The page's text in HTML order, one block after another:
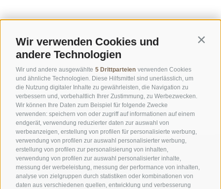
Wir verwenden Cookies und
andere Technologien
Wir und andere ausgewählte 5 Drittparteien verwenden Cookies
und ähnliche Technologien. Diese Hilfsmittel sind unerlässlich, um
die Nutzung digitaler Inhalte zu gewährleisten, die Navigation zu
verbessern und, vorbehaltlich Ihrer Zustimmung, zu Werbezwecken.
Wir können Ihre Daten zum Beispiel für folgende Zwecke
verwenden: speichern von oder zugriff auf informationen auf einem
endgerät, verwendung reduzierter daten zur auswahl von
werbeanzeigen, erstellung von profilen für personalisierte werbung,
verwendung von profilen zur auswahl personalisierter werbung,
erstellung von profilen zur personalisierung von inhalten,
verwendung von profilen zur auswahl personalisierter inhalte,
messung der werbeleistung, messung der performance von inhalten,
analyse von zielgruppen durch statistiken oder kombinationen von
daten aus verschiedenen quellen, entwicklung und verbesserung